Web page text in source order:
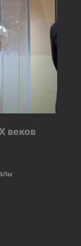
веков